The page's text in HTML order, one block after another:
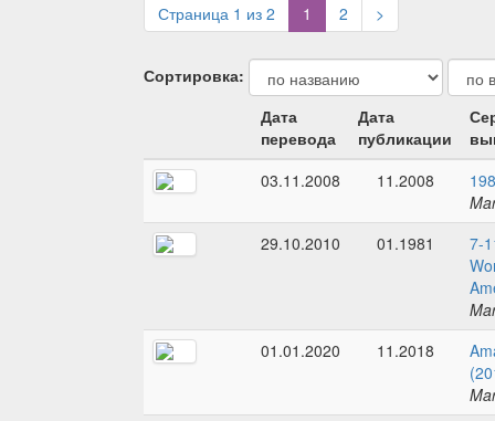
Страница 1 из 2 1 (current)
2 >
Сортировка:
Дата
перевода
Дата
публикации
03.11.2008
11.2008
29.10.2010
01.1981
7-
01.01.2020
11.2018